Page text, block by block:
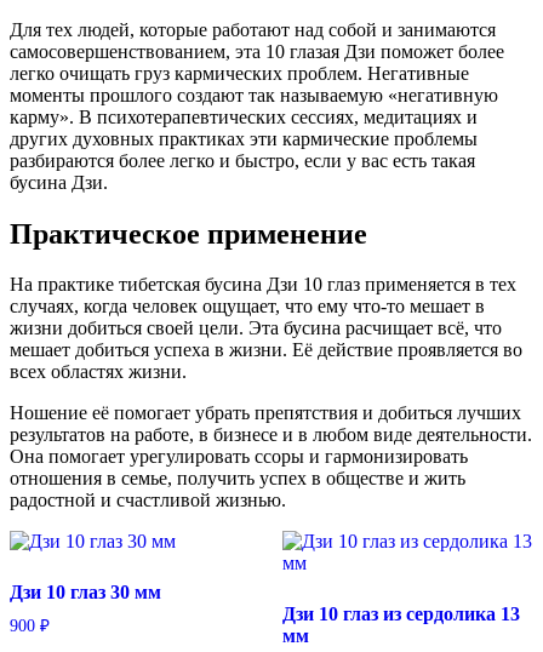
Для тех людей, которые работают над собой и занимаются
самосовершенствованием, эта 10 глазая Дзи поможет более
легко очищать груз кармических проблем. Негативные
моменты прошлого создают так называемую «негативную
карму». В психотерапевтических сессиях, медитациях и
других духовных практиках эти кармические проблемы
разбираются более легко и быстро, если у вас есть такая
бусина Дзи.
Практическое применение
На практике тибетская бусина Дзи 10 глаз применяется в тех
случаях, когда человек ощущает, что ему что-то мешает в
жизни добиться своей цели. Эта бусина расчищает всё, что
мешает добиться успеха в жизни. Её действие проявляется во
всех областях жизни.
Ношение её помогает убрать препятствия и добиться лучших
результатов на работе, в бизнесе и в любом виде деятельности.
Она помогает урегулировать ссоры и гармонизировать
отношения в семье, получить успех в обществе и жить
радостной и счастливой жизнью.
Дзи 10 глаз 30 мм
900 ₽
Дзи 10 глаз из сердолика 13
мм